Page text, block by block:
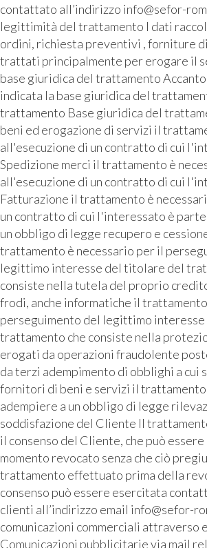
contattato all’indirizzo info@sefor-
legittimità del trattamento I dati
ordini, richiesta preventivi , forniture
trattati principalmente per erogare il
base giuridica del trattamento
indicata la base giuridica del
trattamento Base giuridica del
beni ed erogazione di servizi il
all'esecuzione di un contratto di cui
Spedizione merci il trattamento è
all'esecuzione di un contratto di cui
Fatturazione il trattamento è
un contratto di cui l'interessato è
un obbligo di legge recupero e
trattamento è necessario per il
legittimo interesse del titolare del
consiste nella tutela del proprio
frodi, anche informatiche il
perseguimento del legittimo
trattamento che consiste nella
erogati da operazioni fraudolente
da terzi adempimento di obblighi a cui
fornitori di beni e servizi il trattamento
adempiere a un obbligo di legge
soddisfazione del Cliente Il
il consenso del Cliente, che può essere
momento revocato senza che ciò
trattamento effettuato prima della
consenso può essere esercitata
clienti all’indirizzo email info@sefor-
comunicazioni commerciali attraverso
Comunicazioni pubblicitarie via mail